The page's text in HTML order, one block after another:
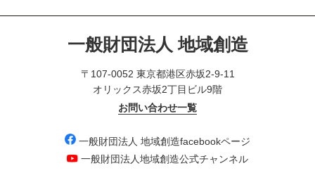
一般財団法人 地域創造
〒107-0052 東京都港区赤坂2-9-11
オリックス赤坂2丁目ビル9階
お問い合わせ一覧
一般財団法人 地域創造facebookページ
一般財団法人地域創造公式チャンネル